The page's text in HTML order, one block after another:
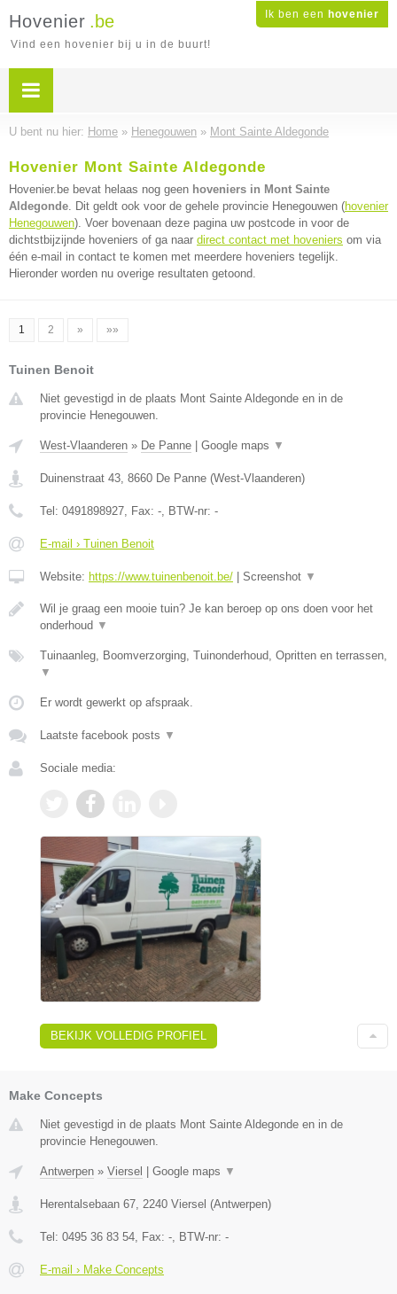
Ik ben een hovenier
Hovenier .be
Vind een hovenier bij u in de buurt!
U bent nu hier: Home » Henegouwen » Mont Sainte Aldegonde
Hovenier Mont Sainte Aldegonde
Hovenier.be bevat helaas nog geen hoveniers in Mont Sainte
Aldegonde. Dit geldt ook voor de gehele provincie Henegouwen (hovenier
Henegouwen). Voer bovenaan deze pagina uw postcode in voor de
dichtstbijzijnde hoveniers of ga naar direct contact met hoveniers om via
één e-mail in contact te komen met meerdere hoveniers tegelijk.
Hieronder worden nu overige resultaten getoond.
1 2 » »»
Tuinen Benoit
Niet gevestigd in de plaats Mont Sainte Aldegonde en in de
provincie Henegouwen.
West-Vlaanderen » De Panne Google maps ▼
Duinenstraat 43, 8660 De Panne (West-Vlaanderen)
Tel: 0491898927, Fax: -, BTW-nr: -
E-mail › Tuinen Benoit
Website: https://www.tuinenbenoit.be/ Screenshot ▼
Wil je graag een mooie tuin? Je kan beroep op ons doen voor het
onderhoud ▼
Tuinaanleg, Boomverzorging, Tuinonderhoud, Opritten en terrassen,
▼
Er wordt gewerkt op afspraak.
Laatste facebook posts ▼
Sociale media:
BEKIJK VOLLEDIG PROFIEL
Make Concepts
Niet gevestigd in de plaats Mont Sainte Aldegonde en in de
provincie Henegouwen.
Antwerpen » Viersel | Google maps ▼
Herentalsebaan 67 2240 Viersel (Antwerpen)
Tel: 0495 36 83 54 , Fax: - , BTW-nr: -
E-mail › Make Concepts